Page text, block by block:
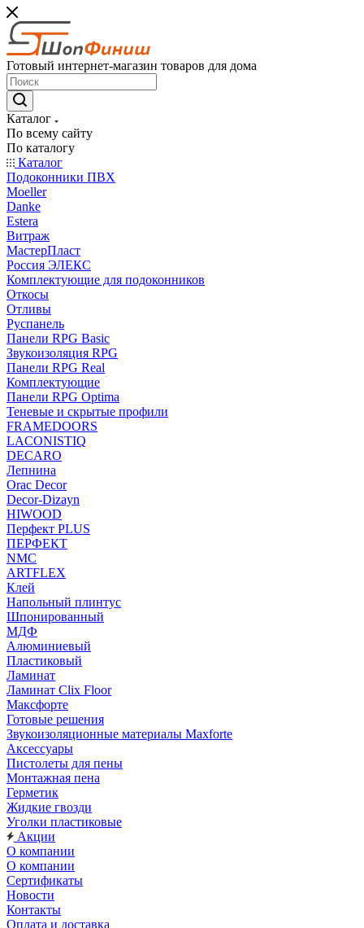
Готовый интернет-магазин товаров для дома
Каталог
По всему сайту
По каталогу
Каталог
Подоконники ПВХ
Moeller
Danke
Estera
Витраж
МастерПласт
Россия ЭЛЕКС
Комплектующие для подоконников
Откосы
Отливы
Руспанель
Панели RPG Basic
Звукоизоляция RPG
Панели RPG Real
Комплектующие
Панели RPG Optima
Теневые и скрытые профили
FRAMEDOORS
LACONISTIQ
DECARO
Лепнина
Orac Decor
Decor-Dizayn
HIWOOD
Перфект PLUS
ПЕРФЕКТ
NMC
ARTFLEX
Клей
Напольный плинтус
Шпонированный
МДФ
Алюминиевый
Пластиковый
Ламинат
Ламинат Clix Floor
Максфорте
Готовые решения
Звукоизоляционные материалы Maxforte
Аксессуары
Пистолеты для пены
Монтажная пена
Герметик
Жидкие гвозди
Уголки пластиковые
Акции
О компании
О компании
Сертификаты
Новости
Контакты
Оплата и доставка